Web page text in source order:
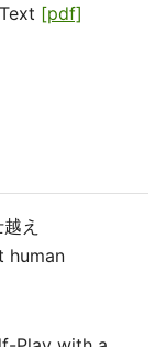
[pdf]
え
human